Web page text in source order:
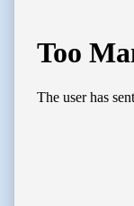
Primary
Sidebar